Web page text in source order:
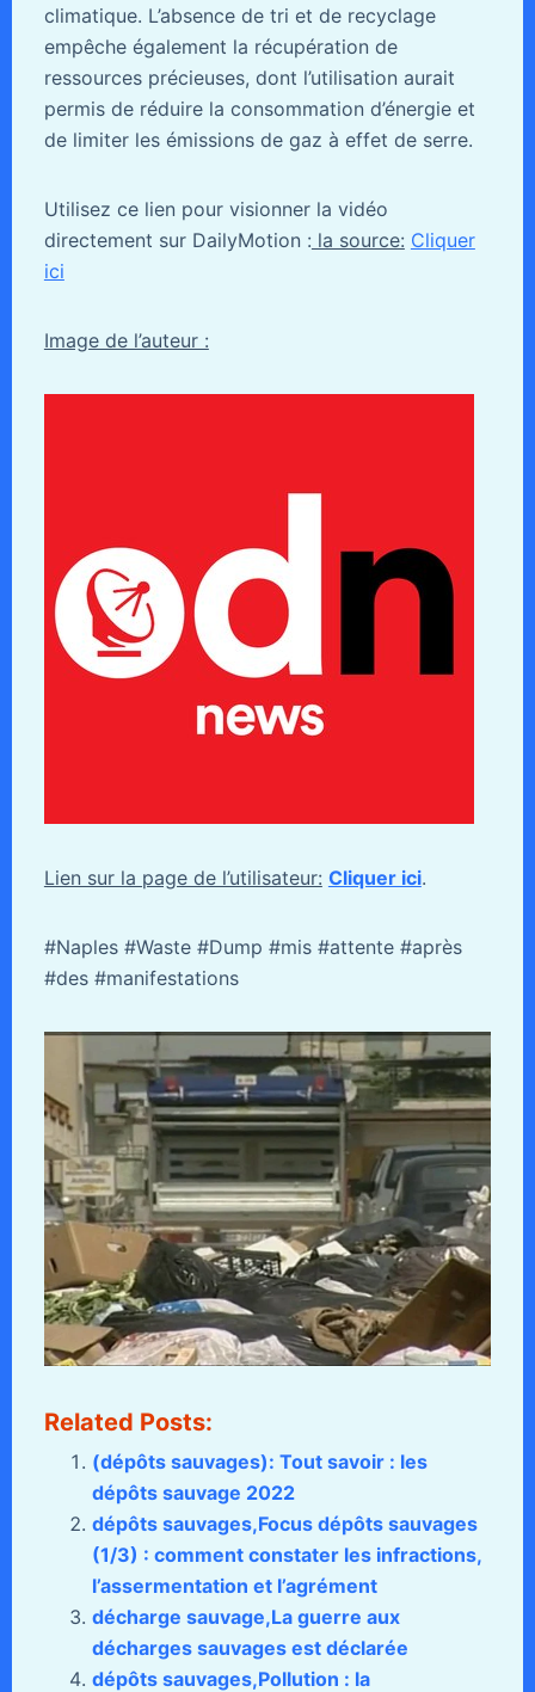
climatique. L’absence de tri et de recyclage
empêche également la récupération de
ressources précieuses, dont l’utilisation aurait
permis de réduire la consommation d’énergie et
de limiter les émissions de gaz à effet de serre.
Utilisez ce lien pour visionner la vidéo
directement sur DailyMotion : la source: Cliquer
ici
Image de l’auteur :
Lien sur la page de l’utilisateur: Cliquer ici.
#Naples #Waste #Dump #mis #attente #après
#des #manifestations
Related Posts:
(dépôts sauvages): Tout savoir : les
dépôts sauvage 2022
dépôts sauvages,Focus dépôts sauvages
(1/3) : comment constater les infractions,
l’assermentation et l’agrément
décharge sauvage,La guerre aux
décharges sauvages est déclarée
dépôts sauvages,Pollution : la